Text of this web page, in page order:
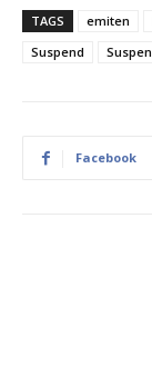
TAGS emiten
Suspend
Facebook